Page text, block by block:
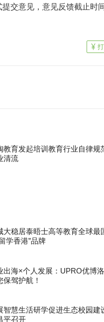
交意见，意见反馈截止时
教育发起培训教育行业自律规
清流
大稳居泰晤士高等教育全球最
学香港”品牌
出海×个人发展：UPRO优博
保驾护航！
智慧生活研学促进生态校园建
平召开